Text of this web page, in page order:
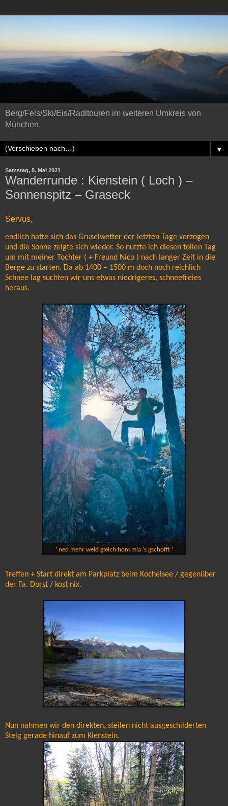
Berg/Fels/Ski/Eis/Radltouren im weiteren Umkreis von
München.
▼
Samstag, 8. Mai 2021
Wanderrunde : Kienstein ( Loch ) –
Sonnenspitz – Graseck
Servus,
endlich hatte sich das Gruselwetter der letzten Tage verzogen
und die Sonne zeigte sich wieder. So nutzte ich diesen tollen Tag
um mit meiner Tochter ( + Freund Nico ) nach langer Zeit in die
Berge zu starten. Da ab 1400 – 1500 m doch noch reichlich
Schnee lag suchten wir uns etwas niedrigeres, schneefreies
heraus.
' ned mehr weid gleich hom mia 's gschofft '
Treffen + Start direkt am Parkplatz beim Kochelsee / gegenüber
der Fa. Dorst / kost nix.
Nun nahmen wir den direkten, steilen nicht ausgeschilderten
Steig gerade hinauf zum Kienstein.